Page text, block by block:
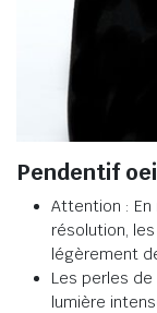
Pendentif
Attention :
résolution,
légèrement
Les perles
lumière